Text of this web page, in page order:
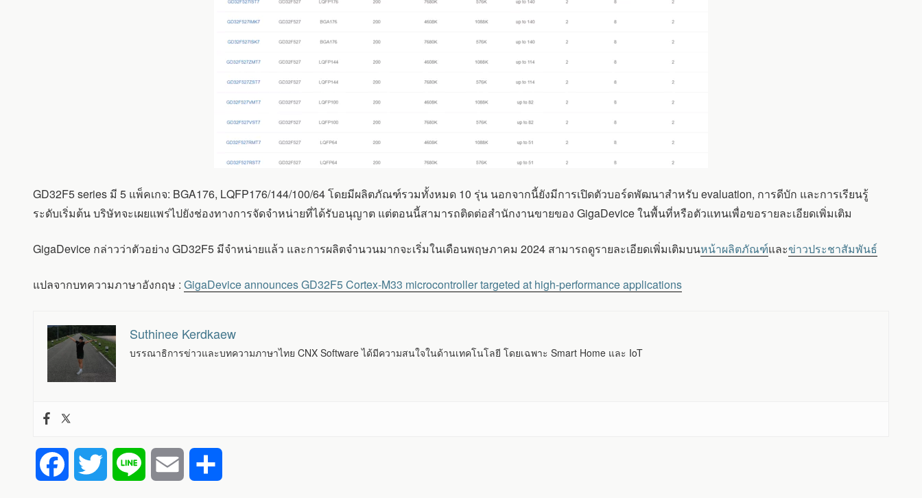
GD32F5 series มี 5 แพ็คเกจ: BGA176, LQFP176/144/100/64 โดยมีผลิตภัณฑ์รวมทั้งหมด 10 รุ่น นอกจากนี้ยังมีการเปิดตัวบอร์ดพัฒนาสำหรับ evaluation, การดีบัก และการเรียนรู้
ระดับเริ่มต้น บริษัทจะเผยแพร่ไปยังช่องทางการจัดจำหน่ายที่ได้รับอนุญาต แต่ตอนนี้สามารถติดต่อสำนักงานขายของ GigaDevice ในพื้นที่หรือตัวแทนเพื่อขอรายละเอียดเพิ่มเติม
GigaDevice กล่าวว่าตัวอย่าง GD32F5 มีจำหน่ายแล้ว และการผลิตจำนวนมากจะเริ่มในเดือนพฤษภาคม 2024 สามารถดูรายละเอียดเพิ่มเติมบนหน้าผลิตภัณฑ์และข่าวประชาสัมพันธ์
แปลจากบทความภาษาอังกฤษ : GigaDevice announces GD32F5 Cortex-M33 microcontroller targeted at high-performance applications
Suthinee Kerdkaew
บรรณาธิการข่าวและบทความภาษาไทย CNX Software ได้มีความสนใจในด้านเทคโนโลยี โดยเฉพาะ Smart Home และ IoT